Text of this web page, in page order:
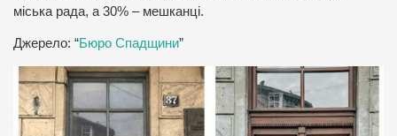
міська рада, а 30% – мешканці.
Джерело: “Бюро Спадщини”